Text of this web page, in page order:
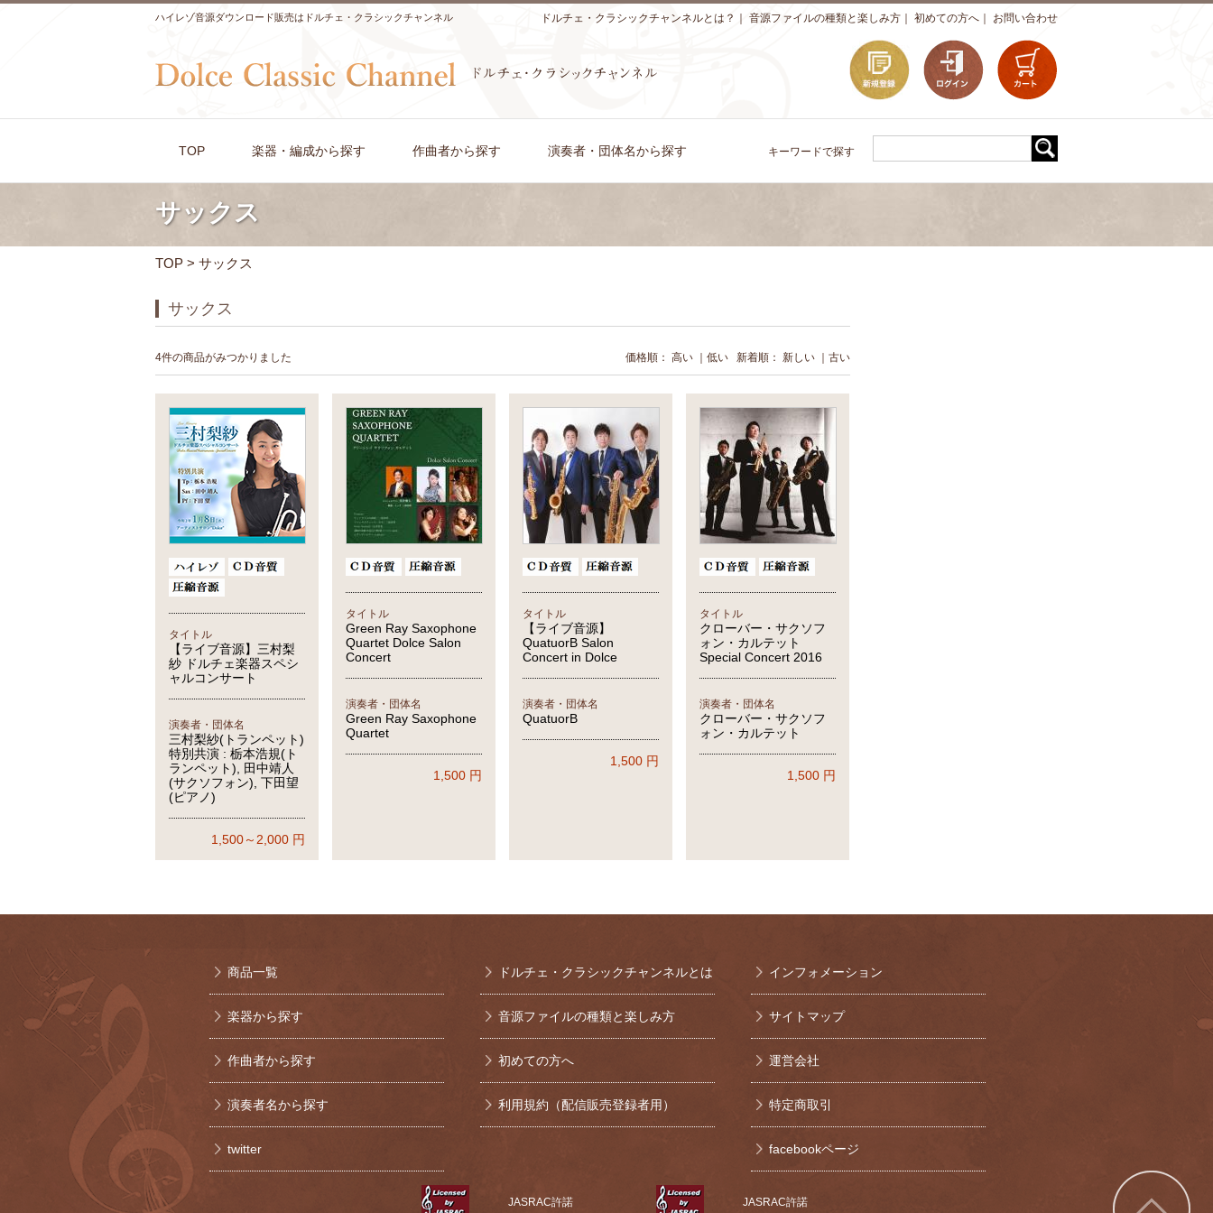
ハイレゾ音源ダウンロード販売はドルチェ・クラシックチャンネル お問い合わせ
初めての方へ
音源ファイルの種類と楽しみ方
ドルチェ・クラシックチャンネルとは？
TOP 楽器・編成から探す 作曲者から探す 演奏者・団体名から探す キーワードで探す
サックス
TOP > サックス
サックス
4件の商品がみつかりました 価格順： 高い 低い 新着順： 新しい 古い
タイトル
【ライブ音源】三村梨
紗 ドルチェ楽器スペシ
ャルコンサート
演奏者・団体名
三村梨紗(トランペット)
特別共演 : 栃本浩規(ト
ランペット), 田中靖人
(サクソフォン), 下田望
(ピアノ)
1,500～2,000 円
タイトル
Green Ray Saxophone
Quartet Dolce Salon
Concert
演奏者・団体名
Green Ray Saxophone
Quartet
1,500 円
タイトル
【ライブ音源】
QuatuorB Salon
Concert in Dolce
演奏者・団体名
QuatuorB
1,500 円
タイトル
クローバー・サクソフ
ォン・カルテット
Special Concert 2016
演奏者・団体名
クローバー・サクソフ
ォン・カルテット
1,500 円
商品一覧
楽器から探す
作曲者から探す
演奏者名から探す
twitter
ドルチェ・クラシックチャンネルとは
音源ファイルの種類と楽しみ方
初めての方へ
利用規約（配信販売登録者用）
インフォメーション
サイトマップ
運営会社
特定商取引
facebookページ
JASRAC許諾
JASRAC許諾